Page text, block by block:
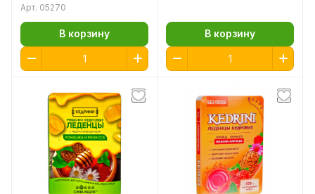
Арт. 05270
В корзину В корзину